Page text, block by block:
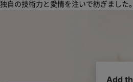
独自の技術力と愛情を注いで紡ぎました。